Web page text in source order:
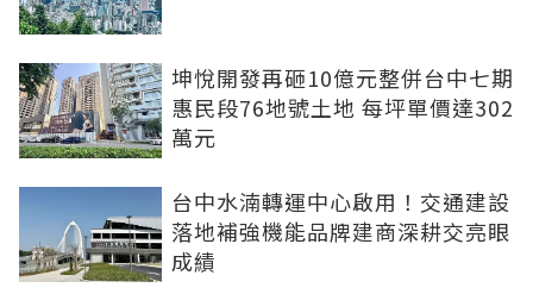
坤悅開發再砸10億元整併台中七期
惠民段76地號土地 每坪單價達302
萬元
台中水湳轉運中心啟用！交通建設
落地補強機能品牌建商深耕交亮眼
成績